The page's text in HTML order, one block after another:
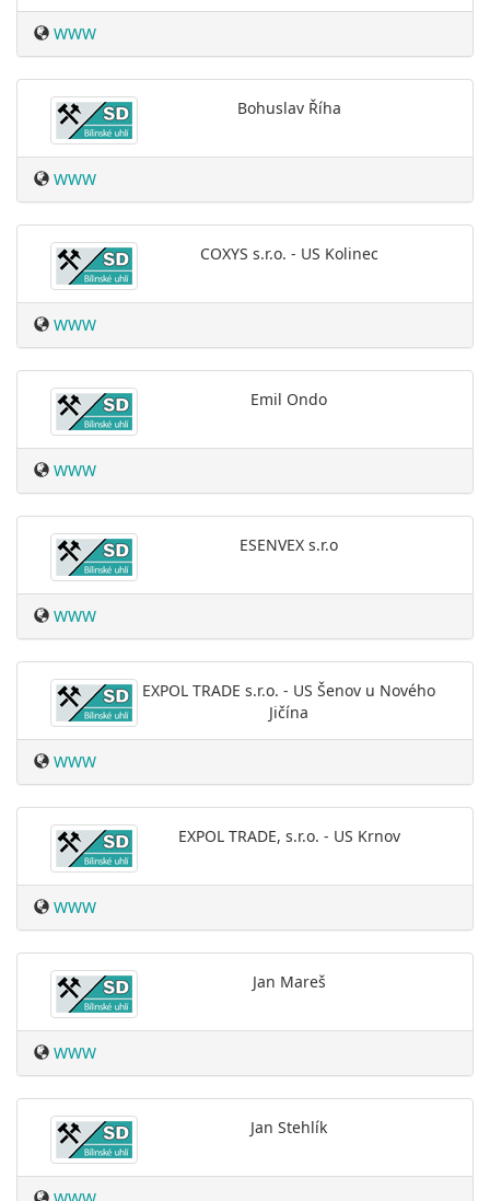
WWW
Bohuslav Říha
WWW
COXYS s.r.o. - US Kolinec
WWW
Emil Ondo
WWW
ESENVEX s.r.o
WWW
EXPOL TRADE s.r.o. - US Šenov u Nového
Jičína
WWW
EXPOL TRADE, s.r.o. - US Krnov
WWW
Jan Mareš
WWW
Jan Stehlík